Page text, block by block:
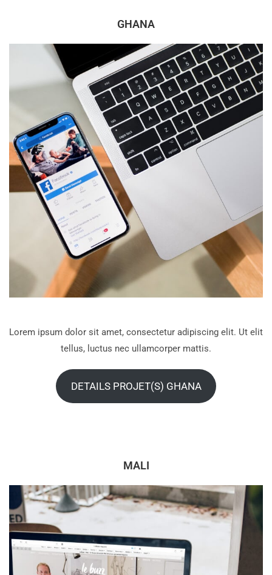
GHANA
Lorem ipsum dolor sit amet, consectetur adipiscing elit. Ut elit
tellus, luctus nec ullamcorper mattis.
DETAILS PROJET(S) GHANA
MALI